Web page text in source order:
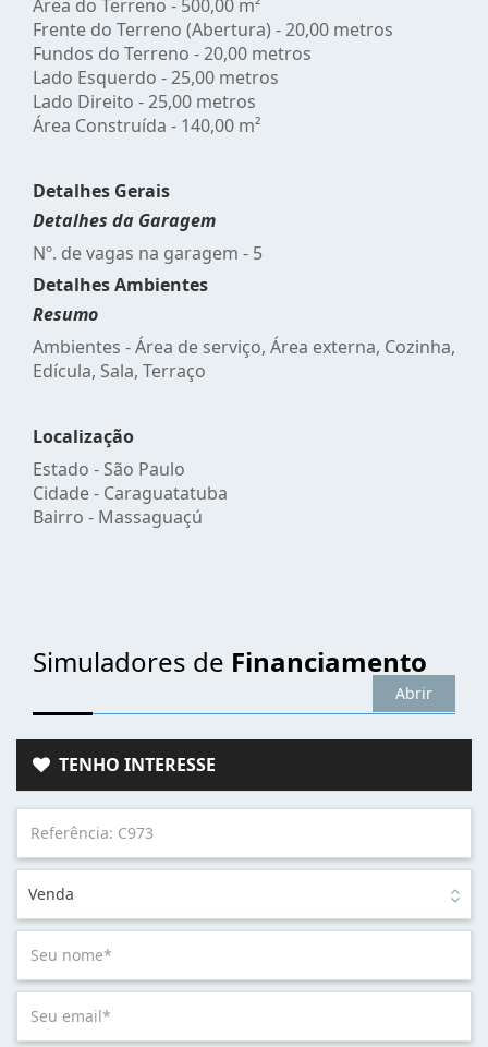
Área do Terreno - 500,00 m²
Frente do Terreno (Abertura) - 20,00 metros
Fundos do Terreno - 20,00 metros
Lado Esquerdo - 25,00 metros
Lado Direito - 25,00 metros
Área Construída - 140,00 m²
Detalhes Gerais
Detalhes da Garagem
Nº. de vagas na garagem - 5
Detalhes Ambientes
Resumo
Ambientes - Área de serviço, Área externa, Cozinha,
Edícula, Sala, Terraço
Localização
Estado - São Paulo
Cidade - Caraguatatuba
Bairro - Massaguaçú
Simuladores de Financiamento
Abrir
TENHO INTERESSE
Venda